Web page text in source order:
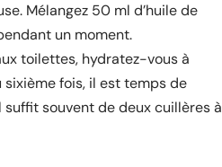
Mélangez 50 ml d’huile de
un moment.
toilettes, hydratez-vous à
sixième fois, il est temps de
suffit souvent de deux cuillères à